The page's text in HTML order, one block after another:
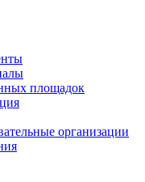
площадок
организации